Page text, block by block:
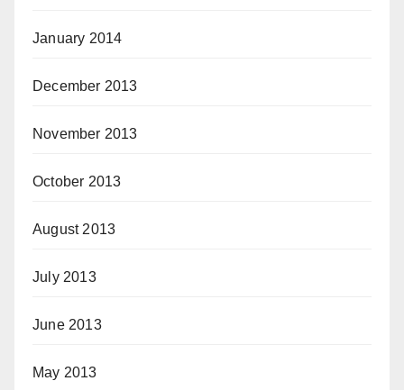
January 2014
December 2013
November 2013
October 2013
August 2013
July 2013
June 2013
May 2013